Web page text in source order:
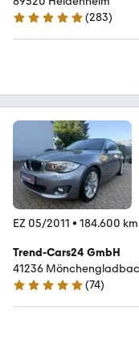
4.9 Sterne
(283)
EZ 05/2011 • 184.600 km
Trend-Cars24 GmbH
41236
4.9 Sterne
(74)